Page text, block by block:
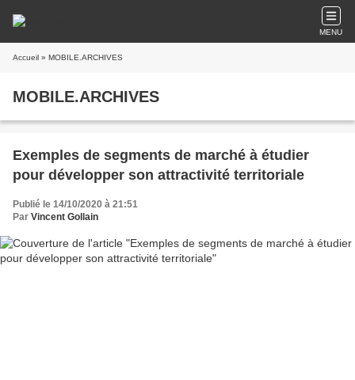
MENU
Accueil » MOBILE.ARCHIVES
MOBILE.ARCHIVES
Exemples de segments de marché à étudier
pour développer son attractivité territoriale
Publié le 14/10/2020 à 21:51
Par Vincent Gollain